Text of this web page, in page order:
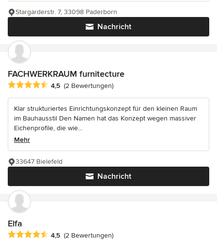
Nachricht
Stargarderstr. 7, 33098 Paderborn
FACHWERKRAUM furnitecture
Durchschnittliche Bewertung: 4.5 von 5 Sternen
4,5 (2 Bewertungen)
Klar strukturiertes Einrichtungskonzept für den kleinen Raum
im Bauhausstil Den Namen hat das Konzept wegen massiver
Eichenprofile, die wie...
Mehr
Nachricht
33647 Bielefeld
Elfa
Durchschnittliche Bewertung: 4.5 von 5 Sternen
4,5 (2 Bewertungen)